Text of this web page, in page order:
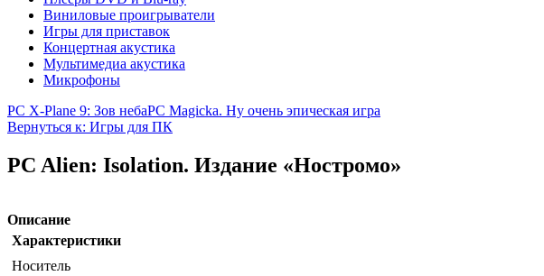
Виниловые проигрыватели
Игры для приставок
Концертная акустика
Мультимедиа акустика
Микрофоны
PC X-Plane 9: Зов небаPC Magicka. Ну очень эпическая игра
Вернуться к: Игры для ПК
PC Alien: Isolation. Издание «Ностромо»
Описание
Характеристики
Носитель